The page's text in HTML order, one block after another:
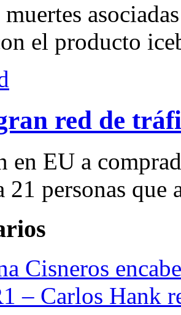
muertes
el producto
red de
en EU a
21 personas que
Cisneros
– Carlos Hank